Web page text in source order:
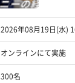
2026年08月19日(水)
オンラインにて実施
300名